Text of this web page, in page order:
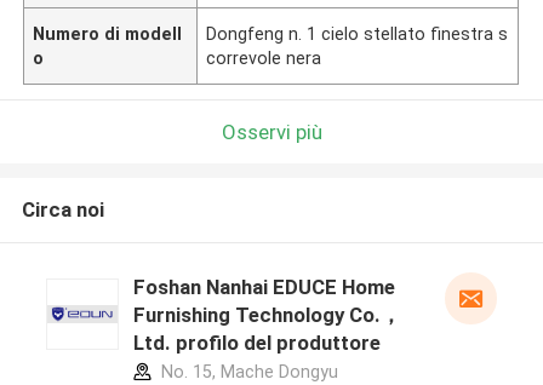
Numero di modell
o
Dongfeng n. 1 cielo stellato finestra s
correvole nera
Osservi più
Circa noi
Foshan Nanhai EDUCE Home
Furnishing Technology Co.，
Ltd. profilo del produttore
No. 15, Mache Dongyu